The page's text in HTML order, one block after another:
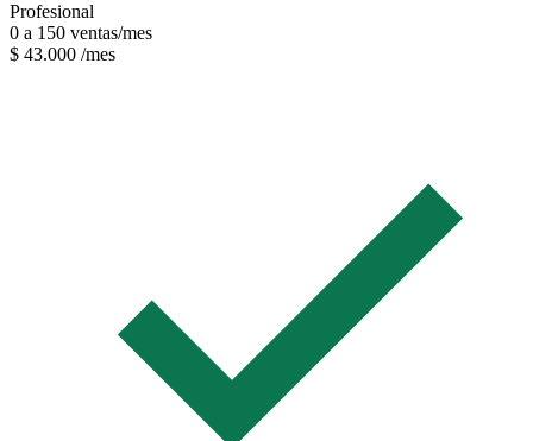
Profesional
0 a 150 ventas/mes
$ 43.000 /mes